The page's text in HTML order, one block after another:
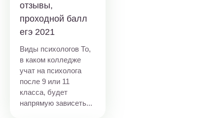
отзывы,
проходной балл
егэ 2021
Виды психологов То,
в каком колледже
учат на психолога
после 9 или 11
класса, будет
напрямую зависеть...